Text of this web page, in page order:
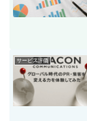
サービス評価